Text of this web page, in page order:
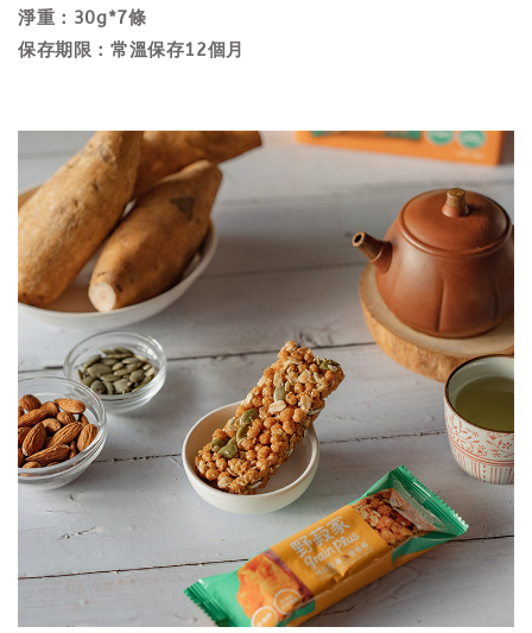
淨重：30g*7條
保存期限：常溫保存12個月